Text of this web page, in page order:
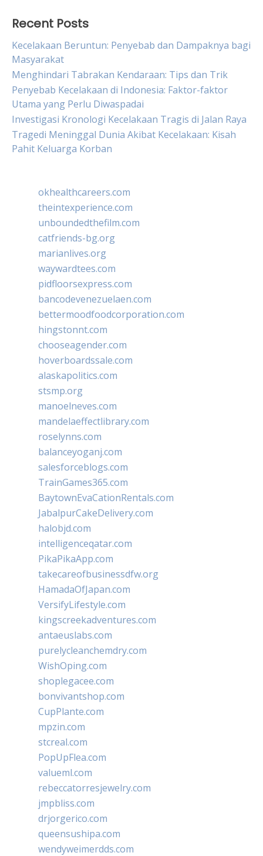
Recent Posts
Kecelakaan Beruntun: Penyebab dan Dampaknya bagi
Masyarakat
Menghindari Tabrakan Kendaraan: Tips dan Trik
Penyebab Kecelakaan di Indonesia: Faktor-faktor
Utama yang Perlu Diwaspadai
Investigasi Kronologi Kecelakaan Tragis di Jalan Raya
Tragedi Meninggal Dunia Akibat Kecelakaan: Kisah
Pahit Keluarga Korban
okhealthcareers.com
theintexperience.com
unboundedthefilm.com
catfriends-bg.org
marianlives.org
waywardtees.com
pidfloorsexpress.com
bancodevenezuelaen.com
bettermoodfoodcorporation.com
hingstonnt.com
chooseagender.com
hoverboardssale.com
alaskapolitics.com
stsmp.org
manoelneves.com
mandelaeffectlibrary.com
roselynns.com
balanceyoganj.com
salesforceblogs.com
TrainGames365.com
BaytownEvaCationRentals.com
JabalpurCakeDelivery.com
halobjd.com
intelligenceqatar.com
PikaPikaApp.com
takecareofbusinessdfw.org
HamadaOfJapan.com
VersifyLifestyle.com
kingscreekadventures.com
antaeuslabs.com
purelycleanchemdry.com
WishOping.com
shoplegacee.com
bonvivantshop.com
CupPlante.com
mpzin.com
stcreal.com
PopUpFlea.com
valueml.com
rebeccatorresjewelry.com
jmpbliss.com
drjorgerico.com
queensushipa.com
wendyweimerdds.com